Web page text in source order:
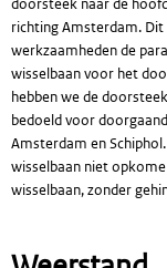
doorsteek naar de
richting Amsterdam.
werkzaamheden de
wisselbaan voor het
hebben we de
bedoeld voor
Amsterdam en
wisselbaan niet
wisselbaan, zonder